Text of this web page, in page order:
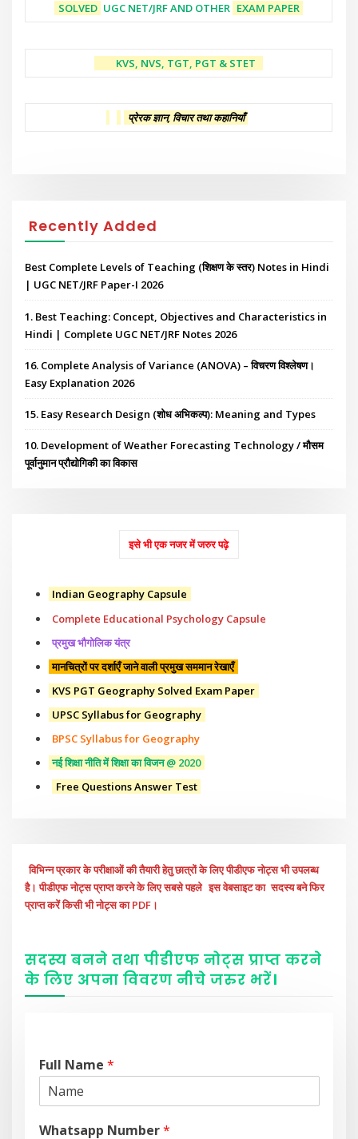
SOLVED UGC NET/JRF AND OTHER EXAM PAPER
KVS, NVS, TGT, PGT & STET
प्रेरक ज्ञान, विचार तथा कहानियाँ
Recently Added
Best Complete Levels of Teaching (शिक्षण के स्तर) Notes in Hindi
| UGC NET/JRF Paper-I 2026
1. Best Teaching: Concept, Objectives and Characteristics in
Hindi | Complete UGC NET/JRF Notes 2026
16. Complete Analysis of Variance (ANOVA) – विचरण विश्लेषण।
Easy Explanation 2026
15. Easy Research Design (शोध अभिकल्प): Meaning and Types
10. Development of Weather Forecasting Technology / मौसम
पूर्वानुमान प्रौद्योगिकी का विकास
इसे भी एक नजर में जरुर पढ़े
Indian Geography Capsule
Complete Educational Psychology Capsule
प्रमुख भौगोलिक यंत्र
मानचित्रों पर दर्शाएँ जाने वाली प्रमुख सममान रेखाएँ
KVS PGT Geography Solved Exam Paper
UPSC Syllabus for Geography
BPSC Syllabus for Geography
नई शिक्षा नीति में शिक्षा का विजन @ 2020
Free Questions Answer Test
विभिन्न प्रकार के परीक्षाओं की तैयारी हेतु छात्रों के लिए पीडीएफ नोट्स भी उपलब्ध
है। पीडीएफ नोट्स प्राप्त करने के लिए सबसे पहले इस वेबसाइट का सदस्य बने फिर
प्राप्त करें किसी भी नोट्स का PDF।
सदस्य बनने तथा पीडीएफ नोट्स प्राप्त करने
के लिए अपना विवरण नीचेजरुर भरें।
Full Name *
Whatsapp Number*